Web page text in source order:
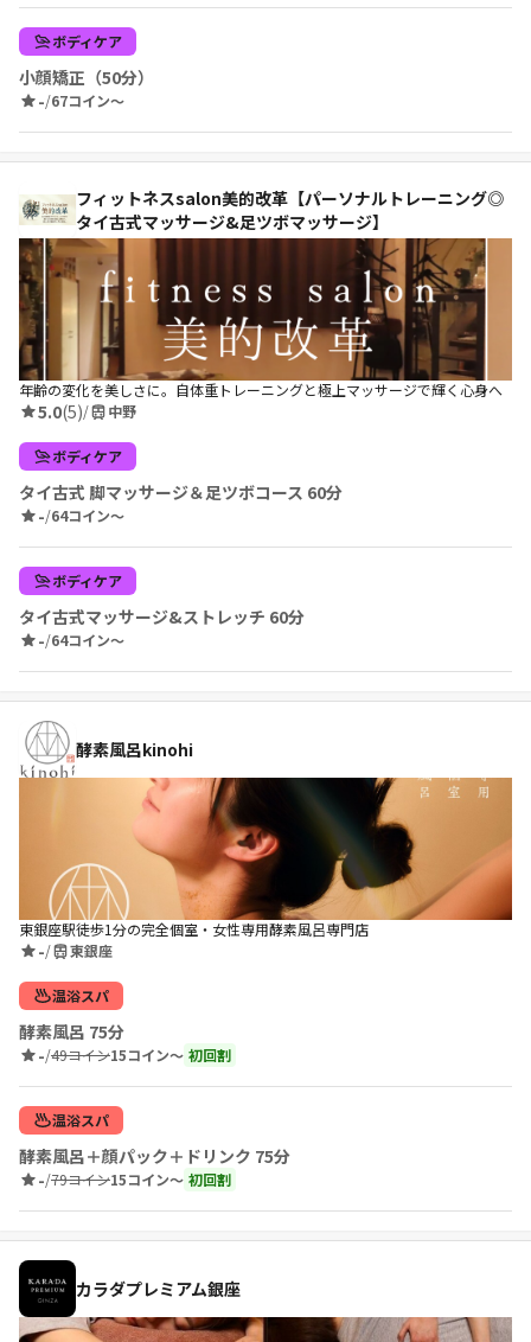
ボディケア
小顔矯正（50分）
-/67コイン〜
フィットネスsalon美的改革【パーソナルトレーニング◎
タイ古式マッサージ&足ツボマッサージ】
年齢の変化を美しさに。自体重トレーニングと極上マッサージで輝く心身へ
5.0(5)/ 中野
ボディケア
タイ古式 脚マッサージ＆足ツボコース 60分
-/64コイン〜
ボディケア
タイ古式マッサージ&ストレッチ 60分
-/64コイン〜
酵素風呂kinohi
東銀座駅徒歩1分の完全個室・女性専用酵素風呂専門店
-/ 東銀座
温浴スパ
酵素風呂 75分
-/49コイン15コイン〜 初回割
温浴スパ
酵素風呂＋顔パック＋ドリンク 75分
-/79コイン15コイン〜 初回割
カラダプレミアム銀座